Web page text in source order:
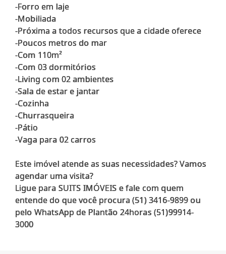
-Forro em laje
-Mobiliada
-Próxima a todos recursos que a cidade oferece
-Poucos metros do mar
-Com 110m²
-Com 03 dormitórios
-Living com 02 ambientes
-Sala de estar e jantar
-Cozinha
-Churrasqueira
-Pátio
-Vaga para 02 carros
Este imóvel atende as suas necessidades? Vamos
agendar uma visita?
Ligue para SUITS IMÓVEIS e fale com quem
entende do que você procura (51) 3416-9899 ou
pelo WhatsApp de Plantão 24horas (51)99914-
3000